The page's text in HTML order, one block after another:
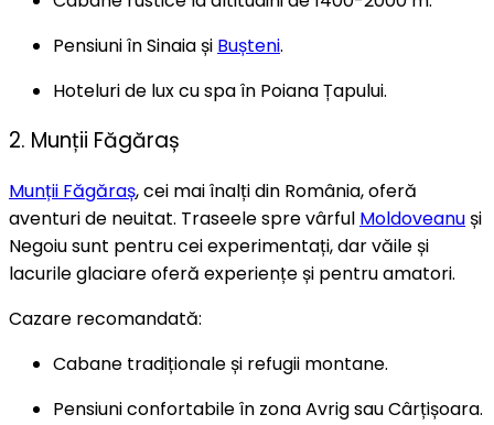
Pensiuni în Sinaia și Bușteni.
Hoteluri de lux cu spa în Poiana Țapului.
2. Munții Făgăraș
Munții Făgăraș, cei mai înalți din România, oferă
aventuri de neuitat. Traseele spre vârful Moldoveanuși
Negoiu sunt pentru cei experimentați, dar văile și
lacurile glaciare oferă experiențe și pentru amatori.
Cazare recomandată:
Cabane tradiționale și refugii montane.
Pensiuni confortabile în zona Avrig sau Cârțișoara.